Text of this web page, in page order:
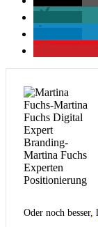
Oder noch besser, l